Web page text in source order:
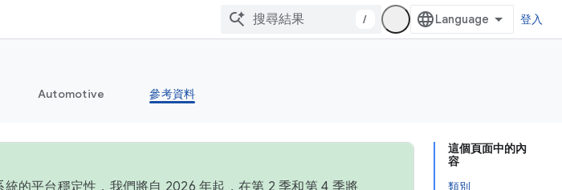
/ 登入
Automotive 參考資料
這個頁面中的內
容
類別
的平台穩定性，我們將自 2026 年起，在第 2 季和第 4 季將